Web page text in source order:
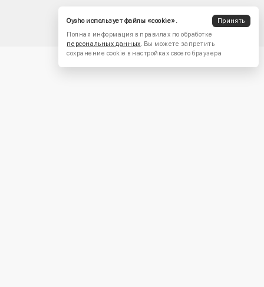
Oysho использует файлы «cookie».
Принять
Полная информация в правилах по обработке
персональных данных. Вы можете запретить
сохранение cookie в настройках своего браузера